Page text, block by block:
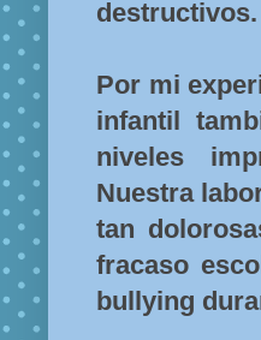
destructivos.
Por mi
infantil
niveles
Nuestra
tan
fracaso
bullying